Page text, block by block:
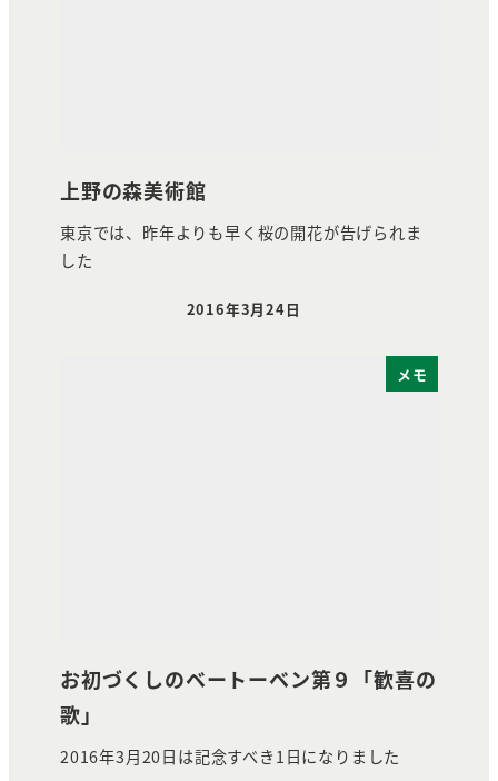
上野の森美術館
東京では、昨年よりも早く桜の開花が告げられま
した
投稿日
2016年3月24日
メモ
お初づくしのベートーベン第９「歓喜の
歌」
2016年3月20日は記念すべき1日になりました